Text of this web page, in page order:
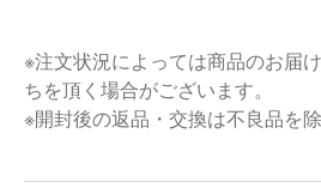
※注文状況によっては商品のお届
ちを頂く場合がございます。
※開封後の返品・交換は不良品を除